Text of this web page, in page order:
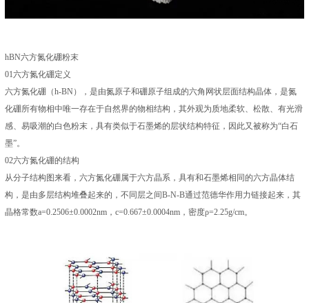
hBN六方氮化硼粉末
01六方氮化硼定义
六方氮化硼（h-BN），是由氮原子和硼原子组成的六角网状层面结构晶体，是氮
化硼所有物相中唯一存在于自然界的物相结构，其外观为质地柔软、松散、有光滑
感、易吸潮的白色粉末，具有类似于石墨烯的层状结构特征，因此又被称为“白石
墨”。
02六方氮化硼的结构
从分子结构图来看，六方氮化硼属于六方晶系，具有和石墨烯相同的六方晶体结
构，是由多层结构堆叠起来的，不同层之间B-N-B通过范德华作用力链接起来，其
晶格常数a=0.2506±0.0002nm，c=0.667±0.0004nm，密度ρ=2.25g/cm。